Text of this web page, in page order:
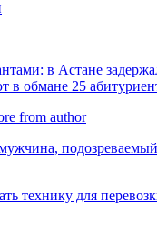
в Астане
в обмане 25
from author
технику для